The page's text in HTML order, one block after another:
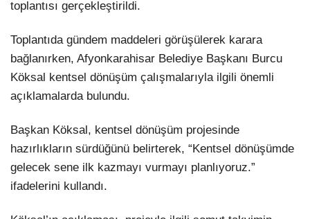
toplantısı gerçekleştirildi.
Toplantıda gündem maddeleri görüşülerek karara
bağlanırken, Afyonkarahisar Belediye Başkanı Burcu
Köksal kentsel dönüşüm çalışmalarıyla ilgili önemli
açıklamalarda bulundu.
Başkan Köksal, kentsel dönüşüm projesinde
hazırlıkların sürdüğünü belirterek, “Kentsel dönüşümde
gelecek sene ilk kazmayı vurmayı planlıyoruz.”
ifadelerini kullandı.